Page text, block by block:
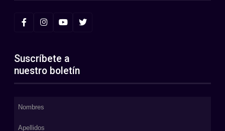
Suscríbete a
nuestro boletín